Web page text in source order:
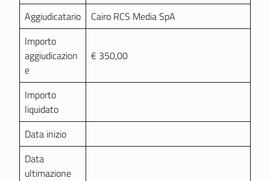
Aggiudicatario
Cairo RCS Media SpA
Importo
aggiudicazion
e
€ 350,00
Importo
liquidato
Data inizio
Data
ultimazione